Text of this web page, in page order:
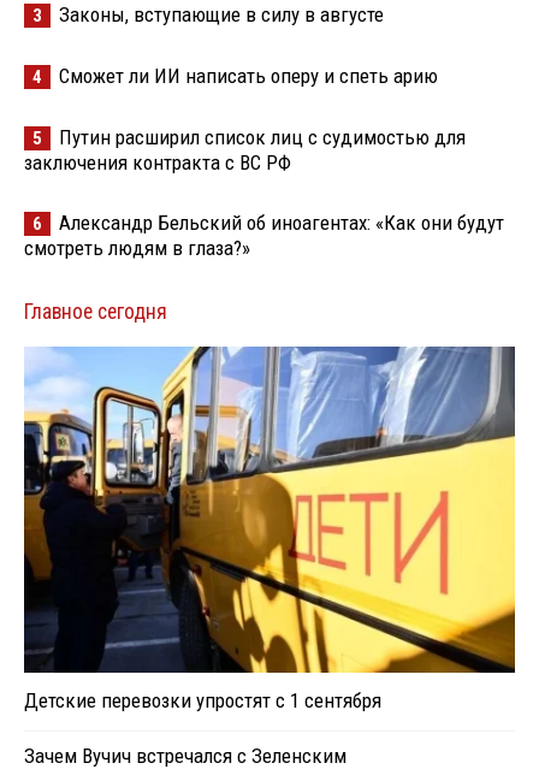
3 Законы, вступающие в силу в августе
4 Сможет ли ИИ написать оперу и спеть арию
5
Путин расширил список лиц с судимостью для
заключения контракта с ВС РФ
6
Александр Бельский об иноагентах: «Как они будут
смотреть людям в глаза?»
Главное сегодня
Детские перевозки упростят с 1 сентября
Зачем Вучич встречался с Зеленским